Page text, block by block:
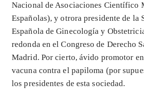
Nacional de Asociaciones Científico
Españolas), y otrora presidente de la
Española de Ginecología y
redonda en el Congreso de Derecho
Madrid. Por cierto, ávido promotor
vacuna contra el papiloma (por
los presidentes de esta sociedad.